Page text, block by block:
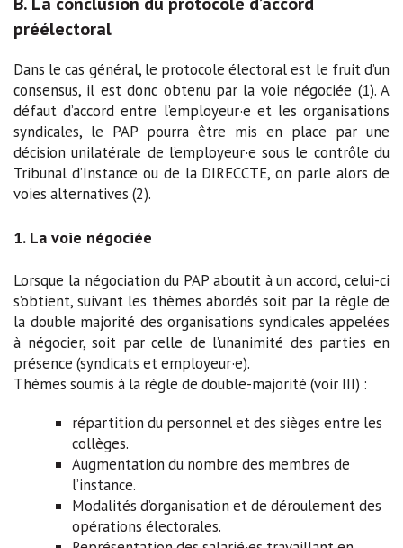
préélectoral
Dans le cas général, le protocole électoral est le fruit d’un
consensus, il est donc obtenu par la voie négociée (1). A
défaut d’accord entre l’employeur·e et les organisations
syndicales, le PAP pourra être mis en place par une
décision unilatérale de l’employeur·e sous le contrôle du
Tribunal d’Instance ou de la DIRECCTE, on parle alors de
voies alternatives (2).
1. La voie négociée
Lorsque la négociation du PAP aboutit à un accord, celui-ci
s’obtient, suivant les thèmes abordés soit par la règle de
la double majorité des organisations syndicales appelées
à négocier, soit par celle de l’unanimité des parties en
présence (syndicats et employeur·e).
Thèmes soumis à la règle de double-majorité (voir III) :
répartition du personnel et des sièges entre les
collèges.
Augmentation du nombre des membres de
l’instance.
Modalités d’organisation et de déroulement des
opérations électorales.